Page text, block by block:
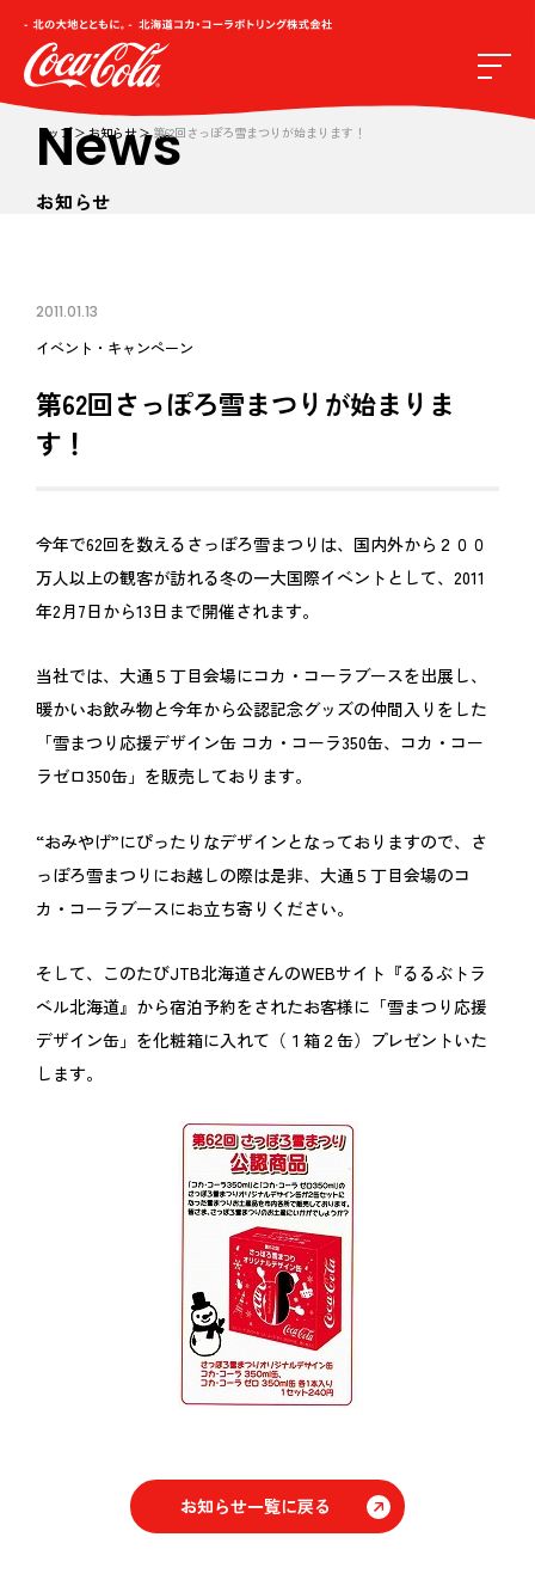
トップ お知らせ 第62回さっぽろ雪まつりが始まります！
News
お知らせ
2011.01.13
イベント・キャンペーン
第62回さっぽろ雪まつりが始まりま
す！
今年で62回を数えるさっぽろ雪まつりは、国内外から２００
万人以上の観客が訪れる冬の一大国際イベントとして、2011
年2月7日から13日まで開催されます。
当社では、大通５丁目会場にコカ・コーラブースを出展し、
暖かいお飲み物と今年から公認記念グッズの仲間入りをした
「雪まつり応援デザイン缶 コカ・コーラ350缶、コカ・コー
ラゼロ350缶」を販売しております。
“おみやげ”にぴったりなデザインとなっておりますので、さ
っぽろ雪まつりにお越しの際は是非、大通５丁目会場のコ
カ・コーラブースにお立ち寄りください。
そして、このたびJTB北海道さんのWEBサイト『るるぶトラ
ベル北海道』から宿泊予約をされたお客様に「雪まつり応援
デザイン缶」を化粧箱に入れて（１箱２缶）プレゼントいた
します。
お知らせ一覧に戻る